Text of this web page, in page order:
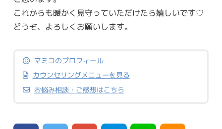
これからも暖かく見守っていただけたら嬉しいです♡
どうぞ、よろしくお願いします。
マミコのプロフィール
カウンセリングメニューを見る
お悩み相談・ご感想はこちら